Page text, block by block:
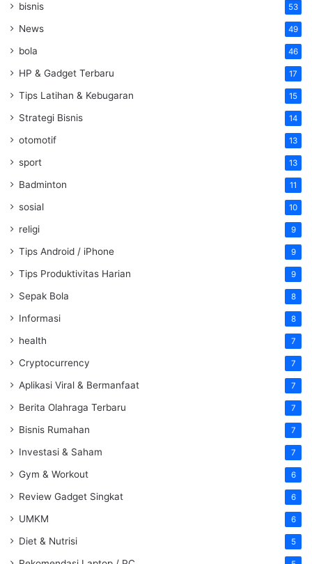
bisnis 53
News 49
bola 46
HP & Gadget Terbaru 17
Tips Latihan & Kebugaran 15
Strategi Bisnis 14
otomotif 13
sport 13
Badminton 11
sosial 10
religi 9
Tips Android / iPhone 9
Tips Produktivitas Harian 9
Sepak Bola 8
Informasi 8
health 7
Cryptocurrency 7
Aplikasi Viral & Bermanfaat 7
Berita Olahraga Terbaru 7
Bisnis Rumahan 7
Investasi & Saham 7
Gym & Workout 6
Review Gadget Singkat 6
UMKM 6
Diet & Nutrisi 5